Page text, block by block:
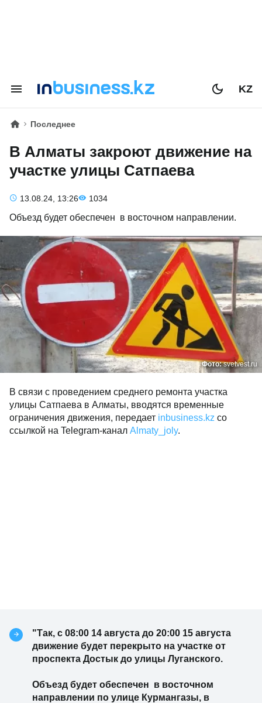
KZ
Последнее
В Алматы закроют движение на
участке улицы Сатпаева
13.08.24, 13:26 1034
Объезд будет обеспечен в восточном направлении.
Фото:svetvest.ru
В связи с проведением среднего ремонта участка
улицы Сатпаева в Алматы, вводятся временные
ограничения движения, передает inbusiness.kz со
ссылкой на Telegram-канал Almaty_joly.
"Так, с 08:00 14 августа до 20:00 15 августа
движение будет перекрыто на участке от
проспекта Достык до улицы Луганского.
Объезд будет обеспечен в восточном
направлении по улице Курмангазы, в